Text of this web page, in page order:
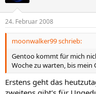
24. Februar 2008
moonwalker99 schrieb:
Gentoo kommt für mich
Woche zu warten, bis
Erstens geht das